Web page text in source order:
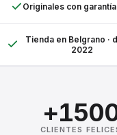
Originales con
Tienda en Belgrano ·
2022
CLIENTES